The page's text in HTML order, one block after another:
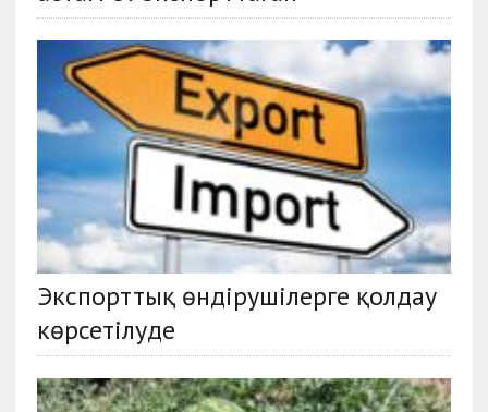
Экспорттық өндірушілерге қолдау
көрсетілуде